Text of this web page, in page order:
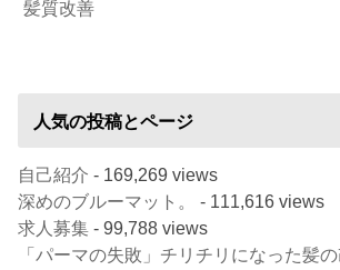
髪質改善
人気の投稿とページ
自己紹介 - 169,269 views
深めのブルーマット。
- 111,616 views
求人募集 - 99,788 views
「パーマの失敗」チリチリになった髪